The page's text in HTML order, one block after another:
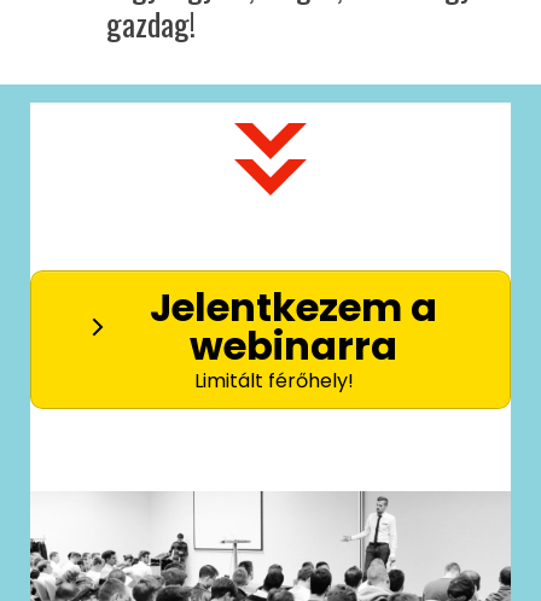
gazdag!
Jelentkezem a
webinarra
Limitált férőhely!